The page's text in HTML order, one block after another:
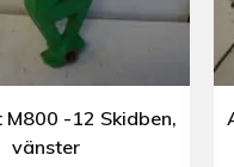
-12 Skidben,
vänster